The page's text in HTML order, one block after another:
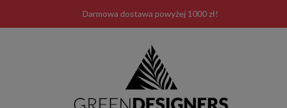
Darmowa dostawa powyżej 1000 zł!